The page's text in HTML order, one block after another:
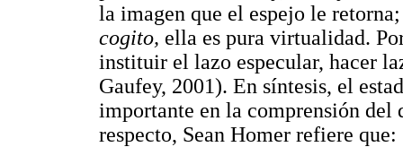
la imagen que el espejo le
cogito, ella es pura virtualidad.
instituir el lazo especular, hacer
Gaufey, 2001). En síntesis, el
importante en la comprensión del
respecto, Sean Homer refiere que: